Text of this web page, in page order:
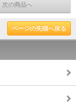
次の商品へ
ページの先頭へ戻る